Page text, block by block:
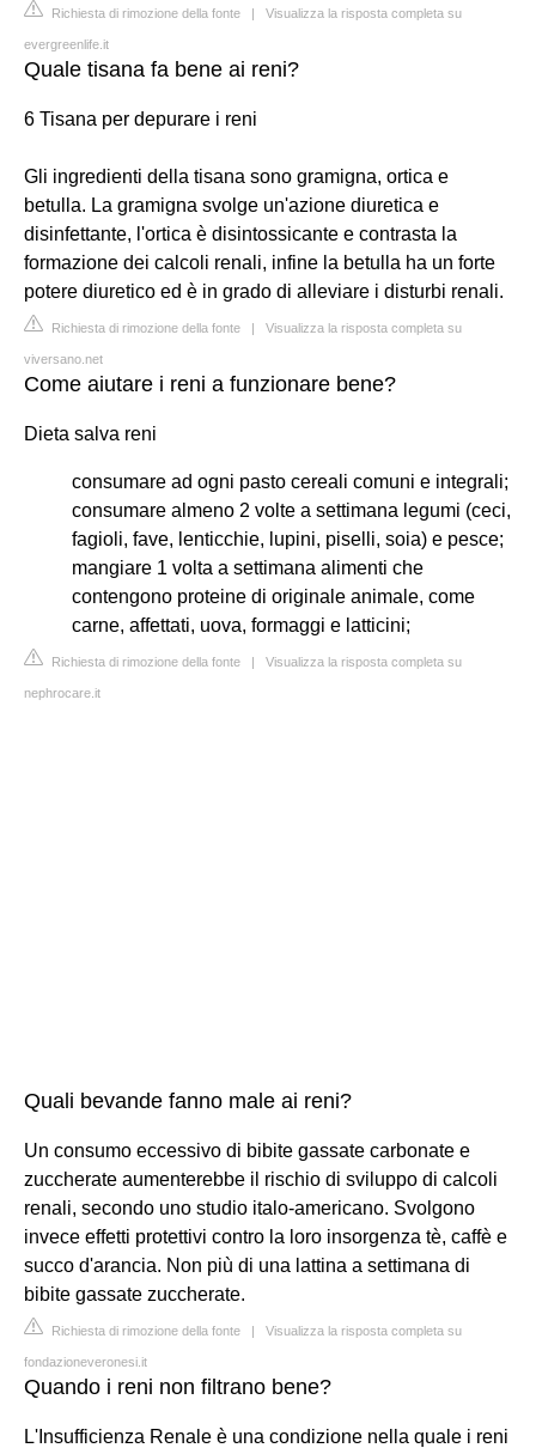
Richiesta di rimozione della fonte | Visualizza la risposta completa su
evergreenlife.it
Quale tisana fa bene ai reni?
6 Tisana per depurare i reni
Gli ingredienti della tisana sono gramigna, ortica e
betulla. La gramigna svolge un'azione diuretica e
disinfettante, l'ortica è disintossicante e contrasta la
formazione dei calcoli renali, infine la betulla ha un forte
potere diuretico ed è in grado di alleviare i disturbi renali.
Richiesta di rimozione della fonte | Visualizza la risposta completa su
viversano.net
Come aiutare i reni a funzionare bene?
Dieta salva reni
consumare ad ogni pasto cereali comuni e integrali;
consumare almeno 2 volte a settimana legumi (ceci,
fagioli, fave, lenticchie, lupini, piselli, soia) e pesce;
mangiare 1 volta a settimana alimenti che
contengono proteine di originale animale, come
carne, affettati, uova, formaggi e latticini;
Richiesta di rimozione della fonte | Visualizza la risposta completa su
nephrocare.it
Quali bevande fanno male ai reni?
Un consumo eccessivo di bibite gassate carbonate e
zuccherate aumenterebbe il rischio di sviluppo di calcoli
renali, secondo uno studio italo-americano. Svolgono
invece effetti protettivi contro la loro insorgenza tè, caffè e
succo d'arancia. Non più di una lattina a settimana di
bibite gassate zuccherate.
Richiesta di rimozione della fonte | Visualizza la risposta completa su
fondazioneveronesi.it
Quando i reni non filtrano bene?
L'Insufficienza Renale è una condizione nella quale i reni